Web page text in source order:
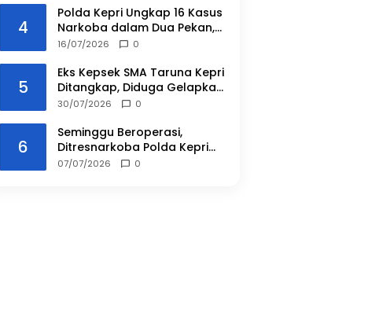
4
Polda Kepri Ungkap 16 Kasus
Narkoba dalam Dua Pekan,
Sita 4 Kg Sabu dan Ribuan
16/07/2026 0
5
Eks Kepsek SMA Taruna Kepri
Ditangkap, Diduga Gelapkan
Rp143 Juta
30/07/2026 0
6
Seminggu Beroperasi,
Ditresnarkoba Polda Kepri
Ringkus 8 Tersangka
07/07/2026 0